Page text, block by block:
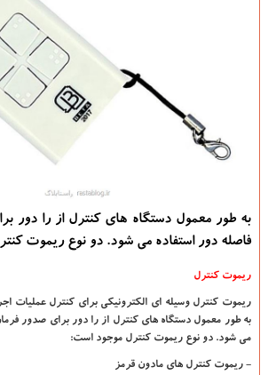
به طور معمول دستگاه های كنترل از را دور
فاصله دور استفاده می شود. دو نوع ریموت
ریموت کنترل
ریموت کنترل وسیله ای الکترونیکی برای کنترل عملیات
به طور معمول دستگاه های کنترل از را دور برای صدور
می شود. دو نوع ریموت کنترل موجود است:
- ریموت کنترل های مادون قرمز